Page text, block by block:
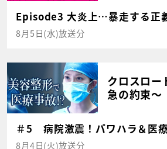
Episode3 大炎上…暴走する正
8月5日(水)放送分
クロスロー
急の約束～
＃5 病院激震！パワハラ＆医
8月4日(火)放送分